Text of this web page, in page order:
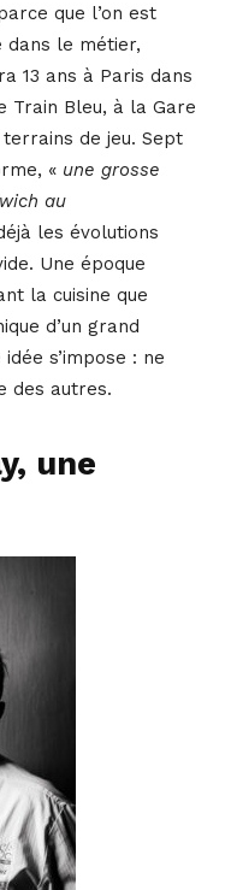
que l’on est
le métier,
13 ans à Paris dans
Train Bleu, à la Gare
de jeu. Sept
« une grosse
au
les évolutions
Une époque
la cuisine que
d’un grand
s’impose : ne
des autres.
une